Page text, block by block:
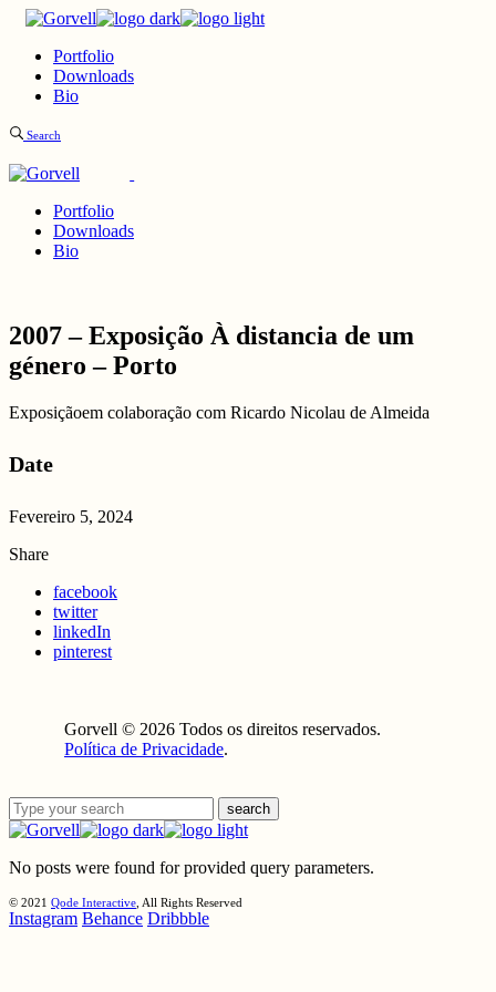
Skip
content
Portfolio
Downloads
Bio
Search
Portfolio
Downloads
Bio
2007 – Exposição À distancia de um
género – Porto
Exposiçãoem colaboração com Ricardo Nicolau de Almeida
Date
Fevereiro 5, 2024
Share
facebook
twitter
linkedIn
pinterest
Gorvell © 2026 Todos os direitos reservados.
Política de Privacidade.
search
No posts were found for provided query parameters.
© 2021 Qode Interactive , All Rights Reserved
Instagram Behance Dribbble